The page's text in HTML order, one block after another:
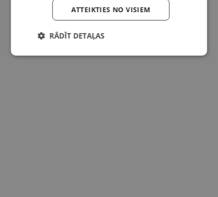
ATTEIKTIES NO VISIEM
RĀDĪT DETAĻAS